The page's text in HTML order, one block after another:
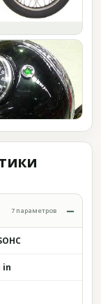
7 параметров
in